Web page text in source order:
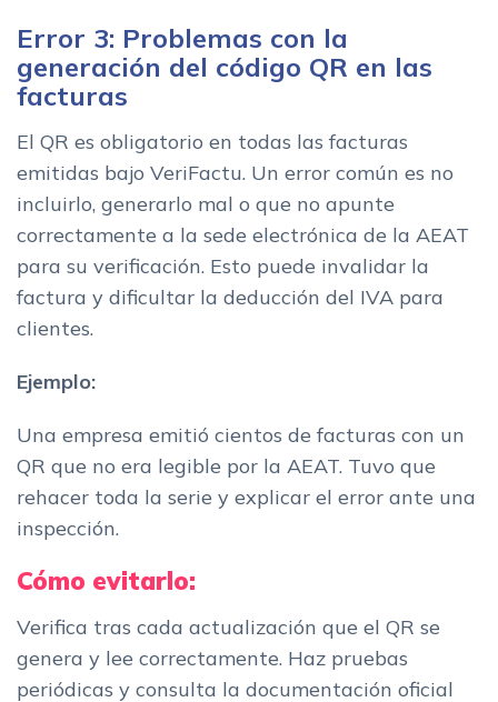
Error 3: Problemas con la
generación del código QR en las
facturas
El QR es obligatorio en todas las facturas
emitidas bajo VeriFactu. Un error común es no
incluirlo, generarlo mal o que no apunte
correctamente a la sede electrónica de la AEAT
para su verificación. Esto puede invalidar la
factura y dificultar la deducción del IVA para
clientes.
Ejemplo:
Una empresa emitió cientos de facturas con un
QR que no era legible por la AEAT. Tuvo que
rehacer toda la serie y explicar el error ante una
inspección.
Cómo evitarlo:
Verifica tras cada actualización que el QR se
genera y lee correctamente. Haz pruebas
periódicas y consulta la documentación oficial